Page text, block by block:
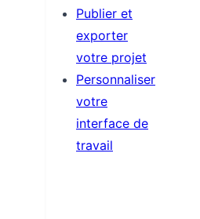
Publier et
exporter
votre projet
Personnaliser
votre
interface de
travail